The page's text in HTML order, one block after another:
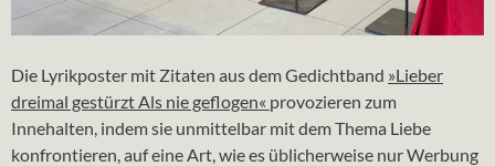
Die Lyrikposter mit Zitaten aus dem Gedichtband »Lieber
dreimal gestürzt Als nie geflogen« provozieren zum
Innehalten, indem sie unmittelbar mit dem Thema Liebe
konfrontieren, auf eine Art, wie es üblicherweise nur Werbung